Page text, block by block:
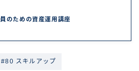
のための資産運用講座
#80 スキルアップ